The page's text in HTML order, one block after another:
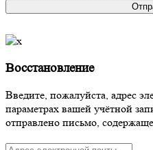
Восстановление
Введите, пожалуйста, адрес
параметрах вашей учётной
отправлено письмо,